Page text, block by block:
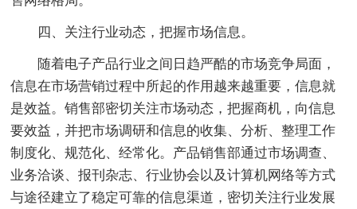
四、关注行业动态，把握市场信息。
随着电子产品行业之间日趋严酷的市场竞争局面，
信息在市场营销过程中所起的作用越来越重要，信息就
是效益。销售部密切关注市场动态，把握商机，向信息
要效益，并把市场调研和信息的收集、分析、整理工作
制度化、规范化、经常化。产品销售部通过市场调查、
业务洽谈、报刊杂志、行业协会以及计算机网络等方式
与途径建立了稳定可靠的信息渠道，密切关注行业发展